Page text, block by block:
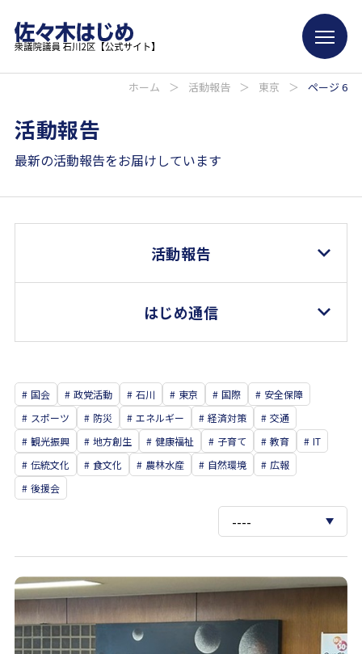
ホーム ＞ 活動報告 ＞ 東京 ＞ ページ 6
活動報告
最新の活動報告をお届けしています
活動報告
はじめ通信
国会 政党活動 石川 東京 国際
安全保障
スポーツ
防災 エネルギー 経済対策
交通
観光振興
地方創生 健康福祉 子育て 教育
IT
伝統文化
食文化 農林水産 自然環境
広報
後援会